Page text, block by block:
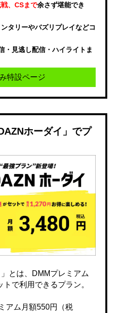
、CSまで余さず堪能でき
タリーやバズリプレイなどコ
・見逃し配信・ハイライトま
特設ページ
ホーダイ」でプ
とは、DMMプレミアム
で利用できるプラン。
アム月額550円（税